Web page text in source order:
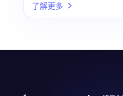
了解更多